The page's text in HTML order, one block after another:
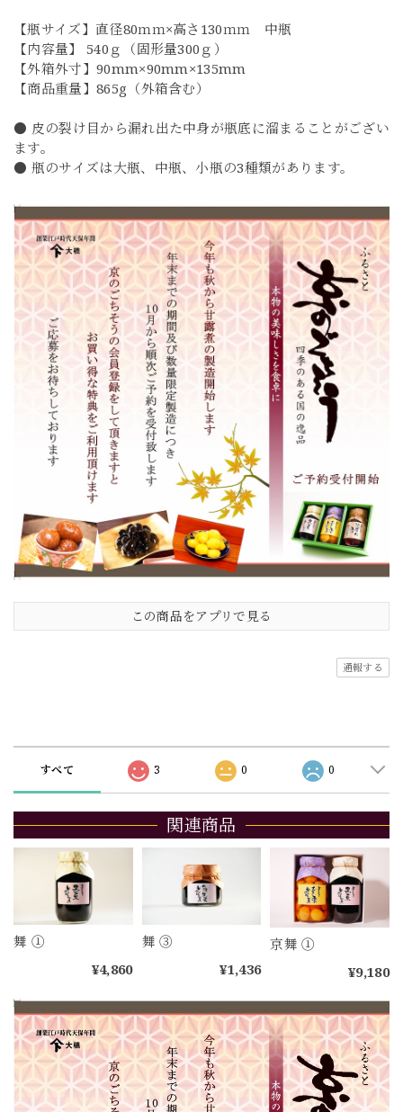
【瓶サイズ】直径80ｍｍ×高さ130ｍｍ 中瓶
【内容量】 540ｇ（固形量300ｇ）
【外箱外寸】90mm×90mm×135mm
【商品重量】865g（外箱含む）
● 皮の裂け目から漏れ出た中身が瓶底に溜まることがござい
ます。
● 瓶のサイズは大瓶、中瓶、小瓶の3種類があります。
この商品をアプリで見る
通報する
すべて 3 0 0
関連商品
舞 ①
¥4,860
舞 ③
¥1,436
京舞 ①
¥9,180